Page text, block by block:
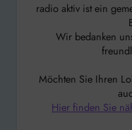
radio aktiv ist ein
Wir bedanken
Möchten Sie Ihren
Hier finden Sie